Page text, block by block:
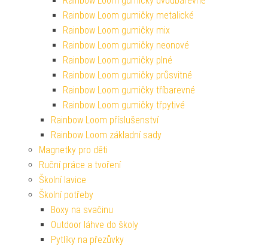
Rainbow Loom gumičky metalické
Rainbow Loom gumičky mix
Rainbow Loom gumičky neonové
Rainbow Loom gumičky plné
Rainbow Loom gumičky průsvitné
Rainbow Loom gumičky tříbarevné
Rainbow Loom gumičky třpytivé
Rainbow Loom příslušenství
Rainbow Loom základní sady
Magnetky pro děti
Ruční práce a tvoření
Školní lavice
Školní potřeby
Boxy na svačinu
Outdoor láhve do školy
Pytlíky na přezůvky